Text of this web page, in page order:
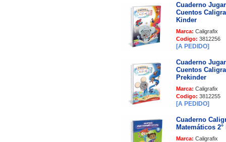
Cuaderno
Cuentos
Kinder
Marca: Caligrafix
Codigo: 3812256
[A PEDIDO]
Cuaderno
Cuentos
Prekinder
Marca: Caligrafix
Codigo: 3812255
[A PEDIDO]
Cuaderno
Matemáticos 2°
Marca: Caligrafix